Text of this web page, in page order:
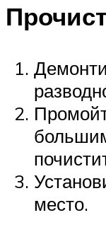
место.